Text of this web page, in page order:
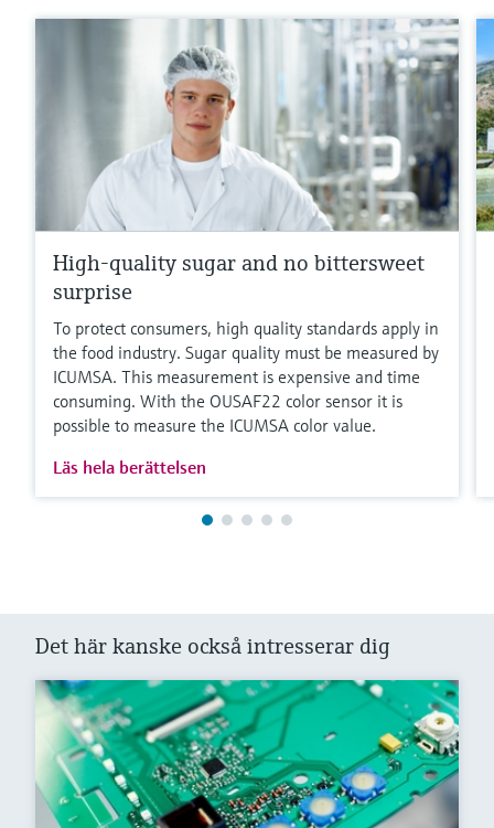
High-quality sugar and no bittersweet
surprise
To protect consumers, high quality standards apply in
the food industry. Sugar quality must be measured by
ICUMSA. This measurement is expensive and time
consuming. With the OUSAF22 color sensor it is
possible to measure the ICUMSA color value.
Läs hela berättelsen
Det här kanske också intresserar dig